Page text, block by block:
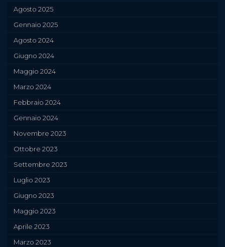
Agosto 2025
Gennaio 2025
Agosto 2024
Giugno 2024
Maggio 2024
Marzo 2024
Febbraio 2024
Gennaio 2024
Novembre 2023
Ottobre 2023
Settembre 2023
Luglio 2023
Giugno 2023
Maggio 2023
Aprile 2023
Marzo 2023